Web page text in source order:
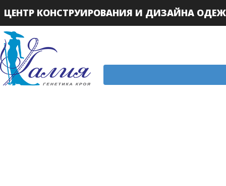
ЦЕНТР КОНСТРУИРОВАНИЯ И ДИЗАЙНА